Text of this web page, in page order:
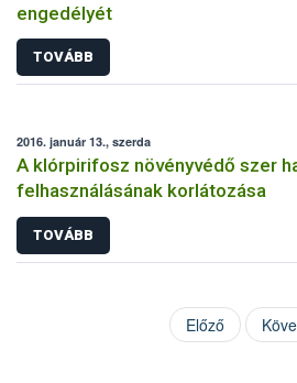
engedélyét
TOVÁBB
2016. január 13., szerda
A klórpirifosz növényvédő szer
felhasználásának korlátozása
TOVÁBB
Előző